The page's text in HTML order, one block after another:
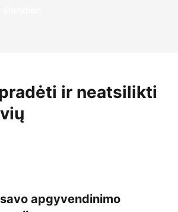
ir neatsilikti
apgyvendinimo